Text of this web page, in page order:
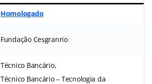
Homologado
Fundação Cesgranrio
Técnico Bancário,
Técnico Bancário – Tecnologia da